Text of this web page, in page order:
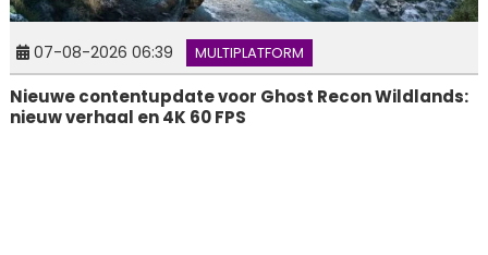
07-08-2026 06:39 MULTIPLATFORM
Nieuwe contentupdate voor Ghost Recon Wildlands:
nieuw verhaal en 4K 60 FPS